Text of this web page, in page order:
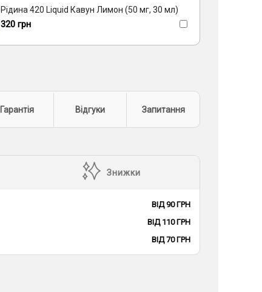
Рідина 420 Liquid Кавун Лимон (50 мг, 30 мл)
320 грн
Гарантія Відгуки Запитання
Знижки
ВІД 90 ГРН
ВІД 110 ГРН
ВІД 70 ГРН